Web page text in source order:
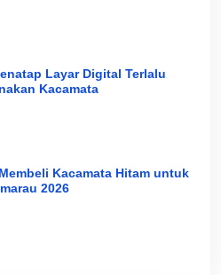
Layar Digital Terlalu
Kacamata
Kacamata Hitam untuk
2026